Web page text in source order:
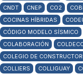
CNDT
CNEP CO2
COCINAS HÍBRIDAS
CÓDIGO MODELO SÍSMICO
COLABORACIÓN
COLEGIO DE
COLLIERS
COLLIGUAY